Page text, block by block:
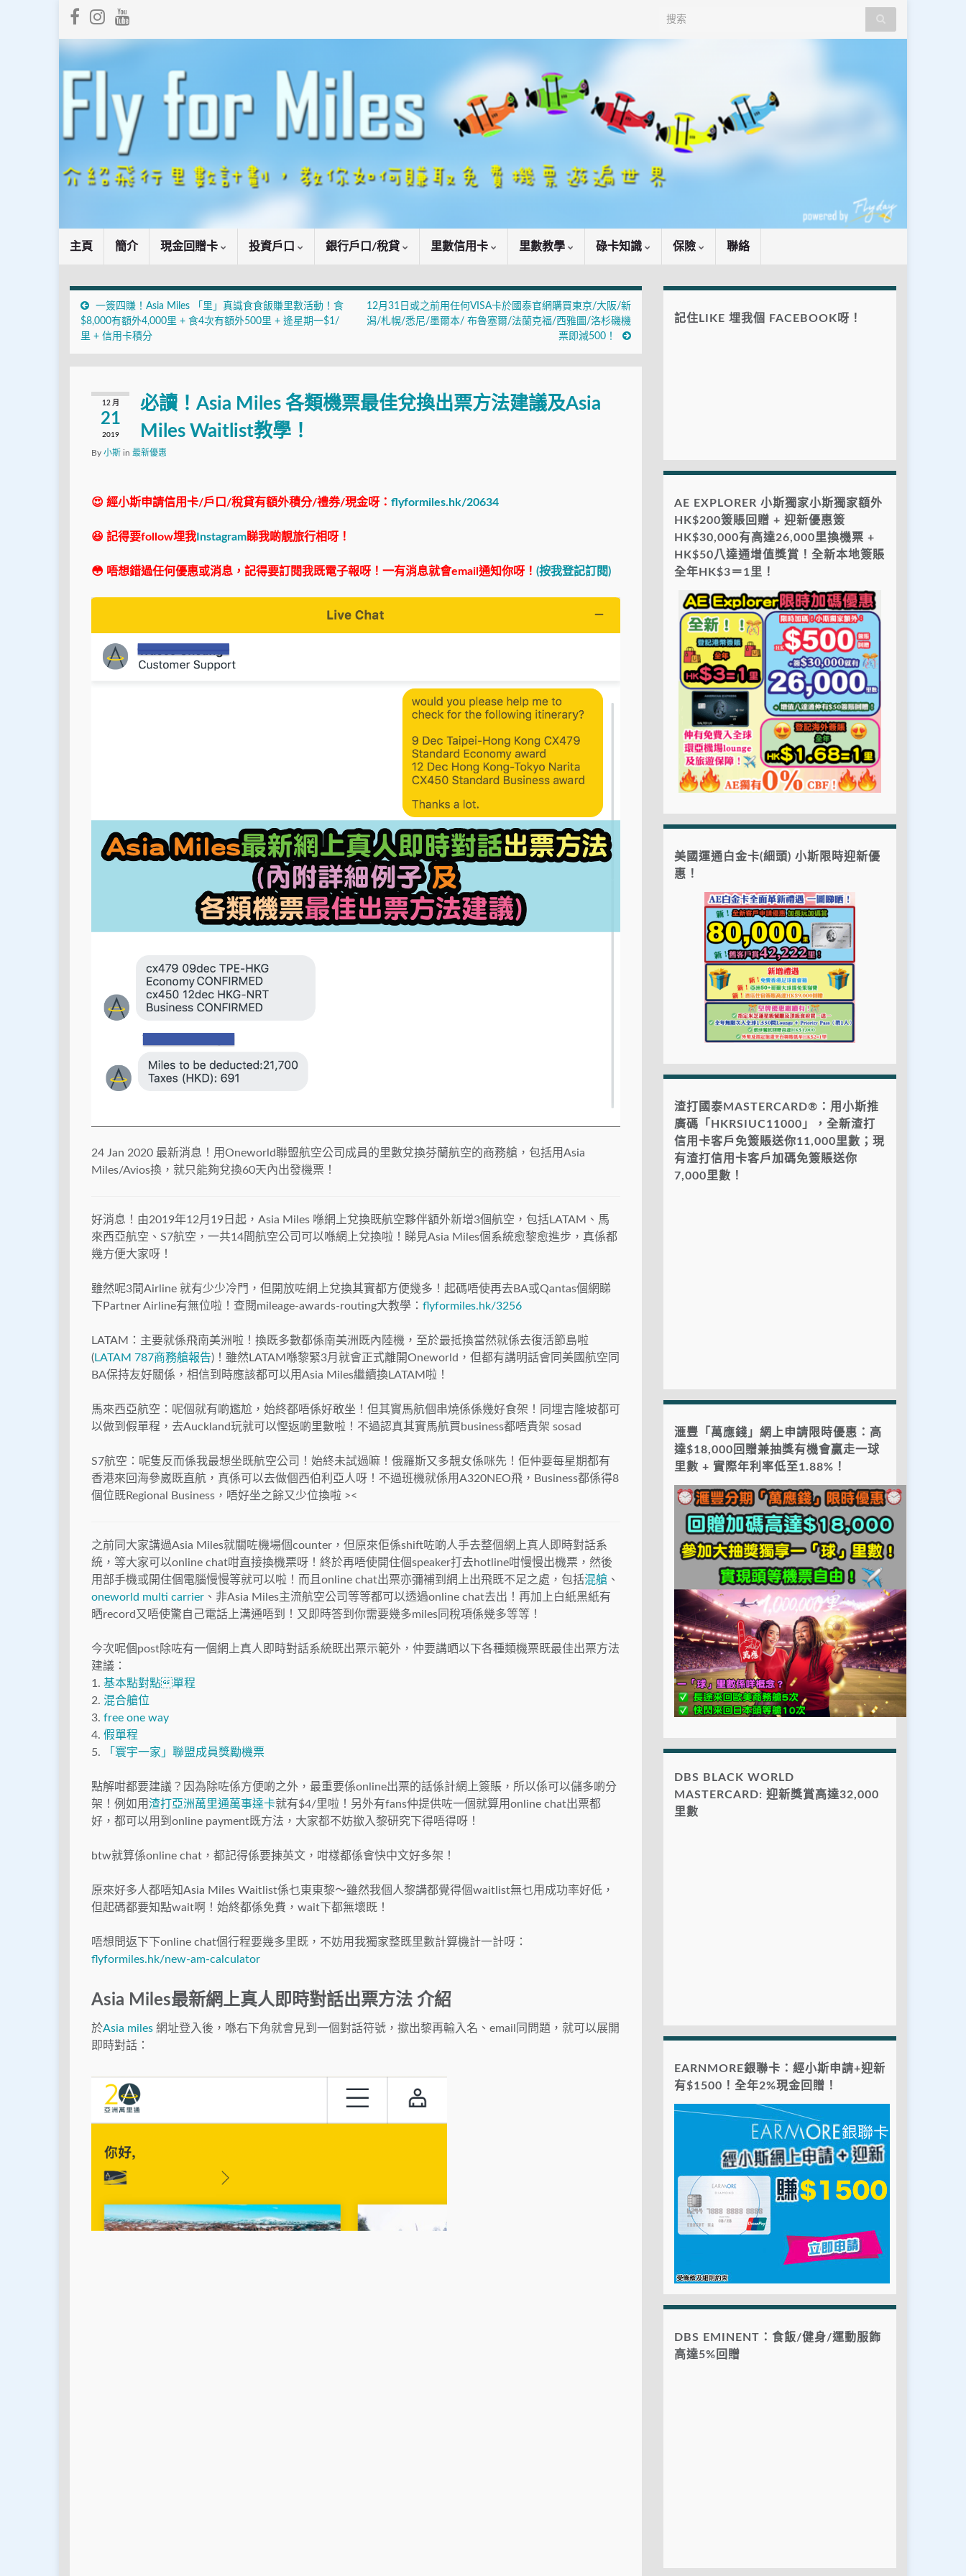
Search for:
主頁 簡介 現金回贈卡 投資戶口 銀行戶口/稅貸 里數信用卡 里數教學 碌卡知識 保險 聯絡
一簽四賺！Asia Miles 「里」真識食食飯賺里數活動！食
$8,000有額外4,000里 + 食4次有額外500里 + 逄星期一$1/
里 + 信用卡積分
12月31日或之前用任何VISA卡於國泰官網購買東京/大阪/新
潟/札幌/悉尼/墨爾本/ 布魯塞爾/法蘭克福/西雅圖/洛杉磯機
票即減500！
12 月
21
2019
必讀！Asia Miles 各類機票最佳兌換出票方法建議及Asia
Miles Waitlist教學！
By 小斯 in 最新優惠
😍 經小斯申請信用卡/戶口/稅貸有額外積分/禮券/現金呀： flyformiles.hk/20634
😆 記得要follow埋我 Instagram睇我啲靚旅行相呀！
😳 唔想錯過任何優惠或消息，記得要訂閱我既電子報呀！一有消息就會email通知你呀！ (按我登記訂閱)
24 Jan 2020 最新消息！用Oneworld聯盟航空公司成員的里數兌換芬蘭航空的商務艙，包括用Asia
Miles/Avios換，就只能夠兌換60天內出發機票！
好消息！由2019年12月19日起，Asia Miles 喺網上兌換既航空夥伴額外新增3個航空，包括LATAM、馬
來西亞航空、S7航空，一共14間航空公司可以喺網上兌換啦！睇見Asia Miles個系統愈黎愈進步，真係都
幾方便大家呀！
雖然呢3間Airline 就有少少冷門，但開放咗網上兌換其實都方便幾多！起碼唔使再去BA或Qantas個網睇
下Partner Airline有無位啦！查閱mileage-awards-routing大教學： flyformiles.hk/3256
LATAM：主要就係飛南美洲啦！換既多數都係南美洲既內陸機，至於最抵換當然就係去復活節島啦
(LATAM 787商務艙報告)！雖然LATAM喺黎緊3月就會正式離開Oneworld，但都有講明話會同美國航空同
BA保持友好關係，相信到時應該都可以用Asia Miles繼續換LATAM啦！
馬來西亞航空：呢個就有啲尷尬，始終都唔係好敢坐！但其實馬航個串燒係係幾好食架！同埋吉隆坡都可
以做到假單程，去Auckland玩就可以慳返啲里數啦！不過認真其實馬航買business都唔貴架 sosad
S7航空：呢隻反而係我最想坐既航空公司！始終未試過嘛！俄羅斯又多靚女係咪先！佢仲要每星期都有
香港來回海參崴既直航，真係可以去做個西伯利亞人呀！不過班機就係用A320NEO飛，Business都係得8
個位既Regional Business，唔好坐之餘又少位換啦 ><
之前同大家講過Asia Miles就關咗機場個counter，但原來佢係shift咗啲人手去整個網上真人即時對話系
統，等大家可以online chat咁直接換機票呀！終於再唔使開住個speaker打去hotline咁慢慢出機票，然後
用部手機或開住個電腦慢慢等就可以啦！而且online chat出票亦彌補到網上出飛既不足之處，包括混艙 、
oneworld multi carrier 、非Asia Miles主流航空公司等等都可以透過online chat去出！再加上白紙黑紙有
晒record又唔使驚自己電話上溝通唔到！又即時答到你需要幾多miles同稅項係幾多等等！
今次呢個post除咗有一個網上真人即時對話系統既出票示範外，仲要講晒以下各種類機票既最佳出票方法
建議：
1. 基本點對點單程
2. 混合艙位
3. free one way
4. 假單程
5.
「寰宇一家」聯盟成員獎勵機票
點解咁都要建議？因為除咗係方便啲之外，最重要係online出票的話係計網上簽賬，所以係可以儲多啲分
架！例如用渣打亞洲萬里通萬事達卡就有$4/里啦！另外有fans仲提供咗一個就算用online chat出票都
好，都可以用到online payment既方法，大家都不妨撳入黎研究下得唔得呀！
btw就算係online chat，都記得係要揀英文，咁樣都係會快中文好多架！
原來好多人都唔知Asia Miles Waitlist係乜東東黎～雖然我個人黎講都覺得個waitlist無乜用成功率好低，
但起碼都要知點wait啊！始終都係免費，wait下都無壞既！
唔想問返下下online chat個行程要幾多里既，不妨用我獨家整既里數計算機計一計呀：
flyformiles.hk/new-am-calculator
Asia Miles最新網上真人即時對話出票方法 介紹
於Asia miles 網址登入後，喺右下角就會見到一個對話符號，撳出黎再輸入名、email同問題，就可以展開
即時對話：
記住LIKE 埋我個 FACEBOOK呀！
AE EXPLORER 小斯獨家小斯獨家額外
HK$200簽賬回贈 + 迎新優惠簽
HK$30,000有高達26,000里換機票 +
HK$50八達通增值獎賞！全新本地簽賬
全年HK$3＝1里！
美國運通白金卡(細頭) 小斯限時迎新優
惠！
渣打國泰MASTERCARD®：用小斯推
廣碼「HKRSIUC11000」，全新渣打
信用卡客戶免簽賬送你11,000里數；現
有渣打信用卡客戶加碼免簽賬送你
7,000里數！
滙豐「萬應錢」網上申請限時優惠：高
達$18,000回贈兼抽獎有機會贏走一球
里數 + 實際年利率低至1.88%！
DBS BLACK WORLD
MASTERCARD: 迎新獎賞高達32,000
里數
EARNMORE銀聯卡：經小斯申請+迎新
有$1500！全年2%現金回贈！
DBS EMINENT：食飯/健身/運動服飾
高達5%回贈